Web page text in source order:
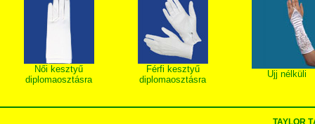
Női kesztyű
diplomaosztásra
Férfi kesztyű
diplomaosztásra
Ujj nélküli
TAYLOR